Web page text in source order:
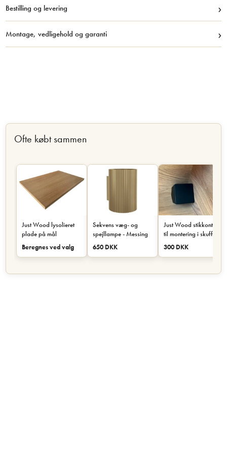
Bestilling og levering ›
Montage, vedligehold og garanti ›
Ofte købt sammen
Just Wood lysolieret
plade på mål
Beregnes ved valg
Sekvens væg- og
spejllampe - Messing
650 DKK
Just Wood stikkontakt
til montering i skuffe
eller skab - Sort
300 DKK